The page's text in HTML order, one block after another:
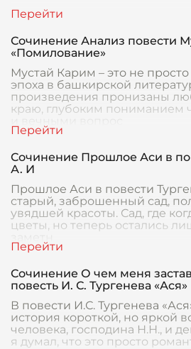
Сочинение Анализ повести
«Помилование»
Мустай Карим – это не
эпоха в башкирской
произведения пронизаны
краю, глубоким пониманием
Сочинение Прошлое Аси в
А. И
Прошлое Аси в повести
старый, заброшенный сад,
увядшей красоты. Сад, где
цветы, но теперь остались
Сочинение О чем меня
повесть И. С. Тургенева «Ася»
В повести И.С. Тургенева
история короткой, но яркой
человека, господина Н.Н., и
я думал, что это просто